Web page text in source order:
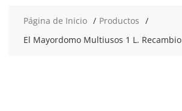
Página de Inicio
Productos
El Mayordomo Multiusos 1 L. Recambio